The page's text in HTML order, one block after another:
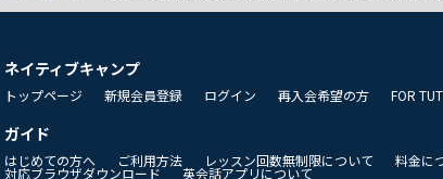
ネイティブキャンプ
トップページ 新規会員登録 ログイン 再入会希望の方 FOR
ガイド
はじめての方へ ご利用方法 レッスン回数無制限について 料金に
対応ブラウザダウンロード 英会話アプリについて